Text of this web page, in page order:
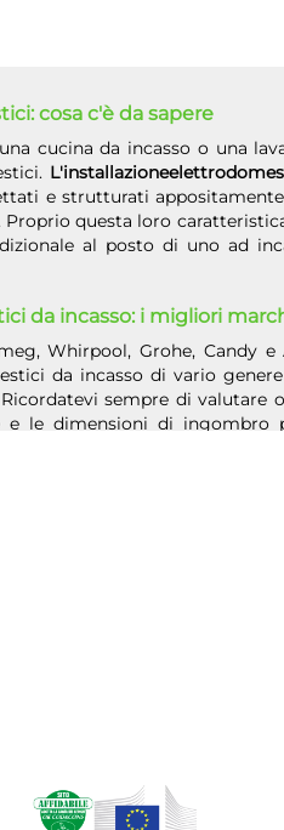
cosa c'è da sapere
cucina da incasso o una
e strutturati
Proprio questa loro
al posto di uno ad
da incasso: i migliori
Whirpool, Grohe, Candy
da incasso di vario
sempre di
e le dimensioni di